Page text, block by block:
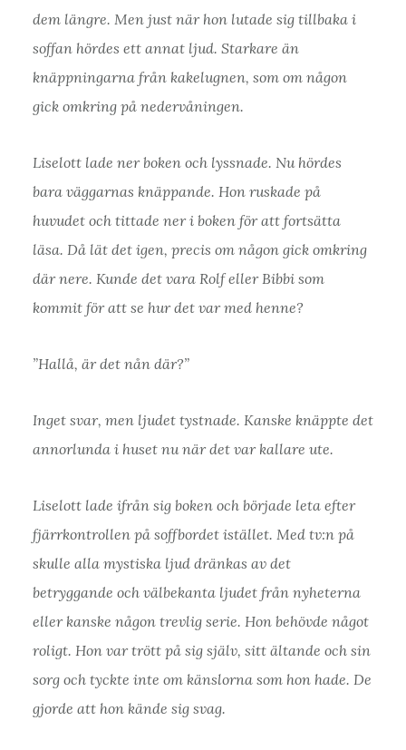
dem längre. Men just när hon lutade sig tillbaka i
soffan hördes ett annat ljud. Starkare än
knäppningarna från kakelugnen, som om någon
gick omkring på nedervåningen.
Liselott lade ner boken och lyssnade. Nu hördes
bara väggarnas knäppande. Hon ruskade på
huvudet och tittade ner i boken för att fortsätta
läsa. Då lät det igen, precis om någon gick omkring
där nere. Kunde det vara Rolf eller Bibbi som
kommit för att se hur det var med henne?
”Hallå, är det nån där?”
Inget svar, men ljudet tystnade. Kanske knäppte det
annorlunda i huset nu när det var kallare ute.
Liselott lade ifrån sig boken och började leta efter
fjärrkontrollen på soffbordet istället. Med tv:n på
skulle alla mystiska ljud dränkas av det
betryggande och välbekanta ljudet från nyheterna
eller kanske någon trevlig serie. Hon behövde något
roligt. Hon var trött på sig själv, sitt ältande och sin
sorg och tyckte inte om känslorna som hon hade. De
gjorde att hon kände sig svag.